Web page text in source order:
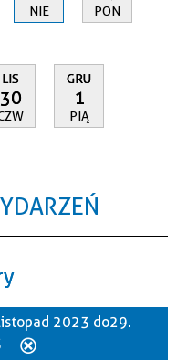
NIE PON
LIS
30
GRU
1
PIĄ
2023 do 29.